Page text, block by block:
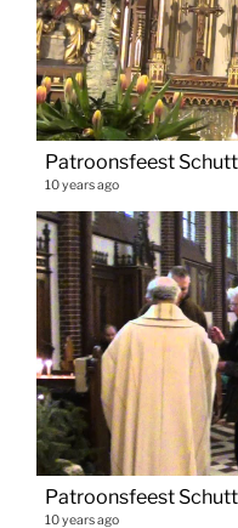
10 years ago
Patroonsfeest
10 years ago